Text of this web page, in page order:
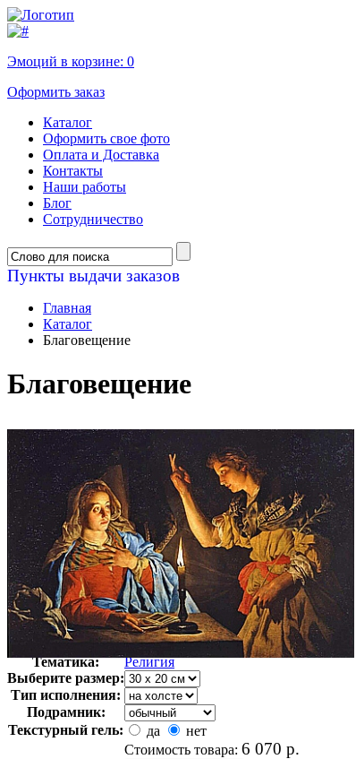
Эмоций в корзине: 0
Оформить заказ
Каталог
Оформить свое фото
Оплата и Доставка
Контакты
Наши работы
Блог
Сотрудничество
Пункты выдачи заказов
Главная
Каталог
Благовещение
Благовещение
Автор:
Стомер Матиас
Арт-стиль
Голландская живопись
Тематика:
Религия
Выберите размер:
Тип исполнения:
Подрамник:
Текстурный гель:
да
нет
Стоимость товара: 6 070 р.